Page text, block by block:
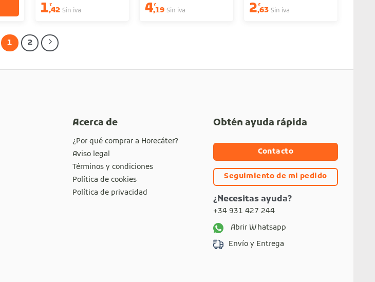
1€
,42 Sin iva 4€
,19 Sin iva 2€
,63 Sin iva
1 2
Acerca de
¿Por qué comprar a Horecáter?
Aviso legal
Términos y condiciones
Política de cookies
Política de privacidad
Obtén ayuda rápida
Contacto
Seguimiento de mi pedido
¿Necesitas ayuda?
+34 931 427 244
Abrir Whatsapp
Envío y Entrega